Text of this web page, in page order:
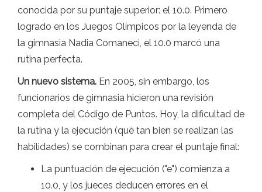
conocida por su puntaje superior: el 10.0. Primero
logrado en los Juegos Olímpicos por la leyenda de
la gimnasia Nadia Comaneci, el 10.0 marcó una
rutina perfecta.
Un nuevo sistema. En 2005, sin embargo, los
funcionarios de gimnasia hicieron una revisión
completa del Código de Puntos. Hoy, la dificultad de
la rutina y la ejecución (qué tan bien se realizan las
habilidades) se combinan para crear el puntaje final:
La puntuación de ejecución ("e") comienza a
10.0, y los jueces deducen errores en el